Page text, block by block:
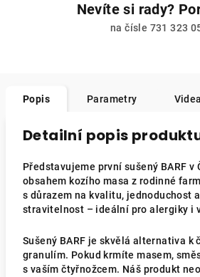
Nevíte si rady?
na čísle 731 323
Popis Parametry
Detailní popis
Představujeme první sušený BARF v
obsahem kozího masa z rodinné
s důrazem na kvalitu, jednoduchost
stravitelnost – ideální pro alergiky i
Sušený BARF je skvělá alternativa k
granulím. Pokud krmíte masem,
s vaším čtyřnožcem. Náš produkt